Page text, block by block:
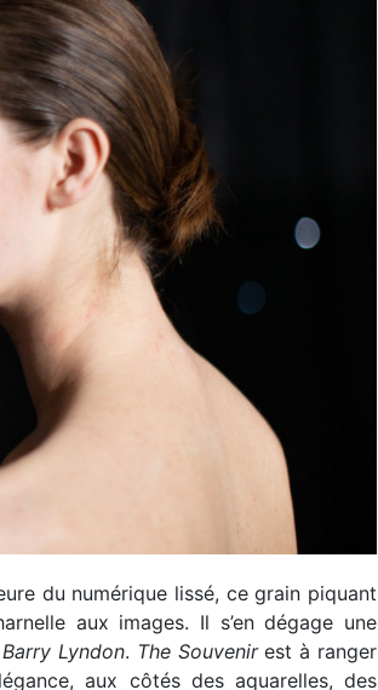
du numérique lissé, ce grain piquant
aux images. Il s’en dégage une
Barry Lyndon. The Souvenirest à ranger
aux côtés des aquarelles, des